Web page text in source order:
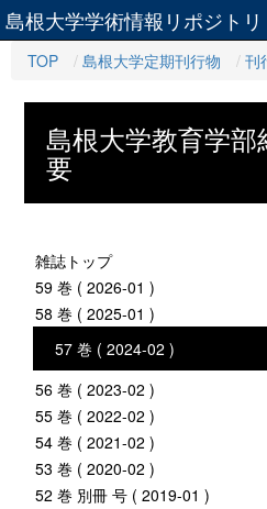
島根大学学術情報リポジトリ
TOP 島根大学定期刊行物 刊
島根大学教育学部
要
雑誌トップ
59 巻 ( 2026-01 )
58 巻 ( 2025-01 )
57 巻 ( 2024-02 )
56 巻 ( 2023-02 )
55 巻 ( 2022-02 )
54 巻 ( 2021-02 )
53 巻 ( 2020-02 )
52 巻 別冊 号 ( 2019-01 )